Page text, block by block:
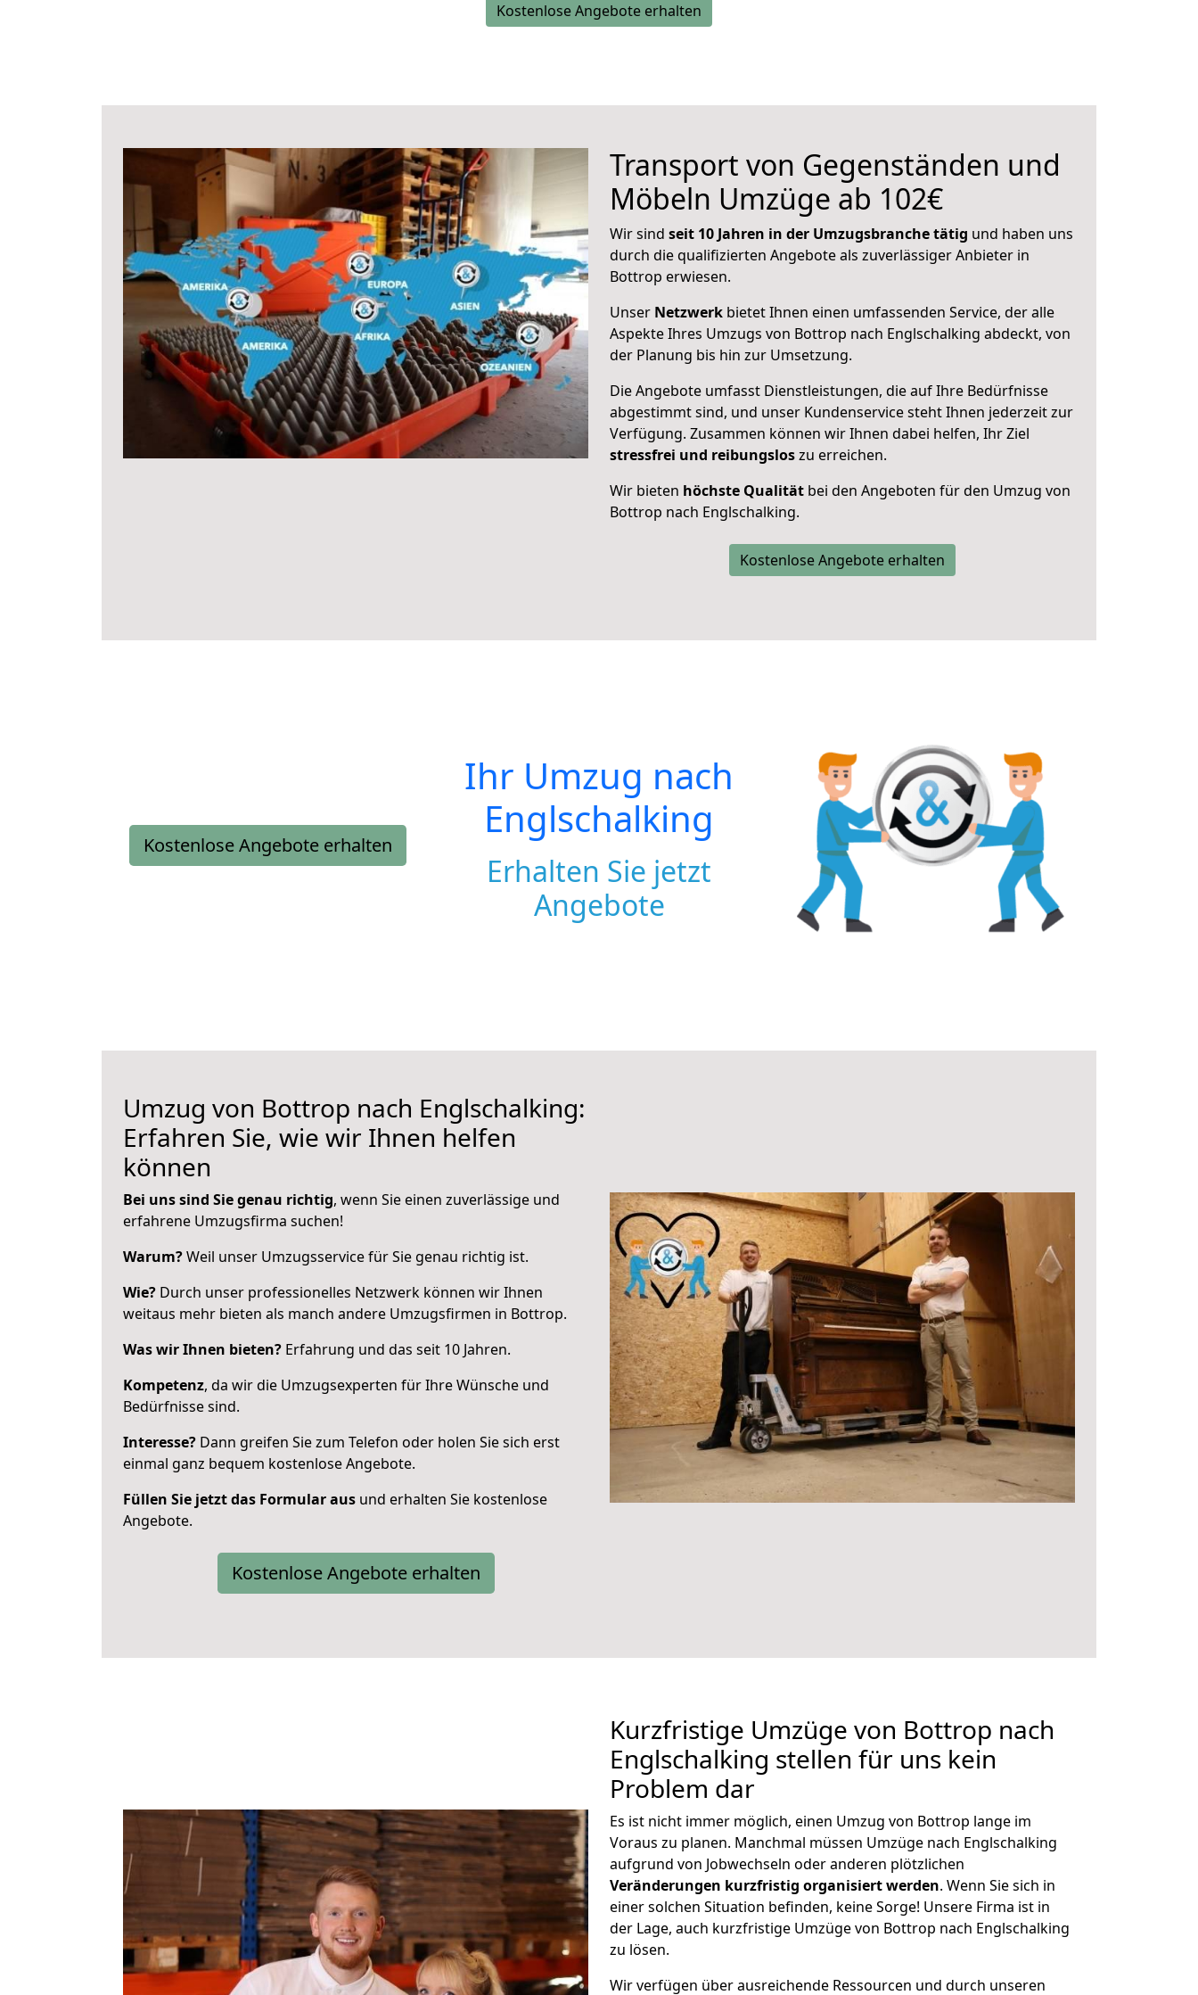
Kostenlose Angebote erhalten
Transport von Gegenständen und
Möbeln Umzüge ab 102€
Wir sind seit 10 Jahren in der Umzugsbranche tätig und haben uns
durch die qualifizierten Angebote als zuverlässiger Anbieter in
Bottrop erwiesen.
Unser Netzwerk bietet Ihnen einen umfassenden Service, der alle
Aspekte Ihres Umzugs von Bottrop nach Englschalking abdeckt, von
der Planung bis hin zur Umsetzung.
Die Angebote umfasst Dienstleistungen, die auf Ihre Bedürfnisse
abgestimmt sind, und unser Kundenservice steht Ihnen jederzeit zur
Verfügung. Zusammen können wir Ihnen dabei helfen, Ihr Ziel
stressfrei und reibungsloszu erreichen.
Wir bieten höchste Qualität bei den Angeboten für den Umzug von
Bottrop nach Englschalking.
Kostenlose Angebote erhalten
Kostenlose Angebote erhalten
Ihr Umzug nach
Englschalking
Erhalten Sie jetzt
Angebote
Umzug von Bottrop nach Englschalking:
Erfahren Sie, wie wir Ihnen helfen
können
Bei uns sind Sie genau richtig, wenn Sie einen zuverlässige und
erfahrene Umzugsfirma suchen!
Warum?Weil unser Umzugsservice für Sie genau richtig ist.
Wie? Durch unser professionelles Netzwerk können wir Ihnen
weitaus mehr bieten als manch andere Umzugsfirmen in Bottrop.
Was wir Ihnen bieten? Erfahrung und das seit 10 Jahren.
Kompetenz, da wir die Umzugsexperten für Ihre Wünsche und
Bedürfnisse sind.
Interesse? Dann greifen Sie zum Telefon oder holen Sie sich erst
einmal ganz bequem kostenlose Angebote.
Füllen Sie jetzt das Formular aus und erhalten Sie kostenlose
Angebote.
Kostenlose Angebote erhalten
Kurzfristige Umzüge von Bottrop nach
Englschalking stellen für uns kein
Problem dar
Es ist nicht immer möglich, einen Umzug von Bottrop lange im
Voraus zu planen. Manchmal müssen Umzüge nach Englschalking
aufgrund von Jobwechseln oder anderen plötzlichen
Veränderungen kurzfristig organisiert werden. Wenn Sie sich in
einer solchen Situation befinden, keine Sorge! Unsere Firma ist in
der Lage, auch kurzfristige Umzüge von Bottrop nach Englschalking
zu lösen.
Wir verfügen über ausreichende Ressourcen und durch unseren